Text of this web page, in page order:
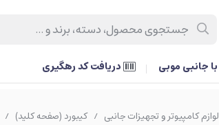
با جانبی موبی دریافت کد رهگیری
لوازم کامپیوتر و تجهیزات جانبی / کیبورد (صفحه کلید) /